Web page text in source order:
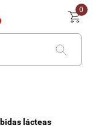
0
lácteas